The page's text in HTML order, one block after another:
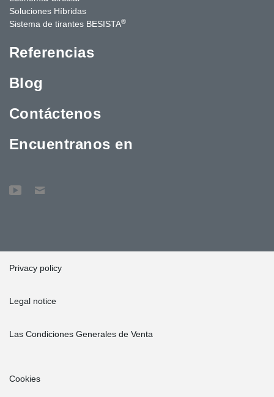
Soluciones Híbridas
Sistema de tirantes BESISTA®
Referencias
Blog
Contáctenos
Encuentranos en
Privacy policy
Legal notice
Las Condiciones Generales de Venta
Cookies